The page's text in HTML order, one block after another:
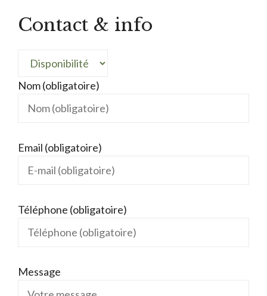
Contact & info
Nom (obligatoire)
Email (obligatoire)
Téléphone (obligatoire)
Message